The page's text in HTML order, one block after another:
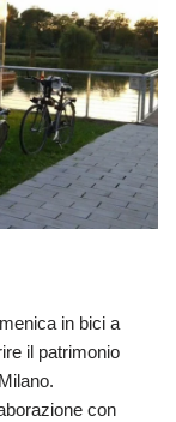
in bici a
il patrimonio
con